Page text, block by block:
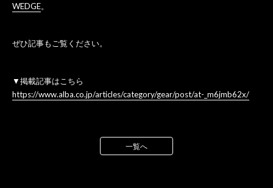
WEDGE。
ぜひ記事もご覧ください。
▼掲載記事はこちら
https://www.alba.co.jp/articles/category/gear/post/at-_m6jmb62x/
一覧へ